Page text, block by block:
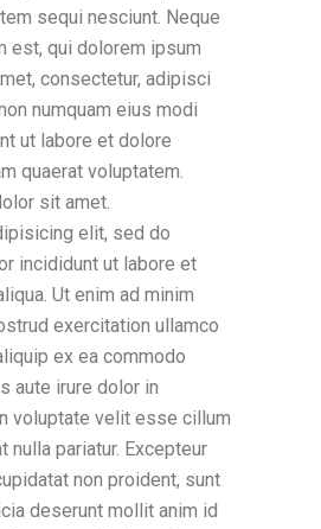
sequi nesciunt. Neque
est, qui dolorem ipsum
consectetur, adipisci
numquam eius modi
ut labore et dolore
quaerat voluptatem.
sit amet.
elit, sed do
incididunt ut labore et
Ut enim ad minim
exercitation ullamco
ex ea commodo
aute irure dolor in
voluptate velit esse cillum
nulla pariatur. Excepteur
non proident, sunt
deserunt mollit anim id